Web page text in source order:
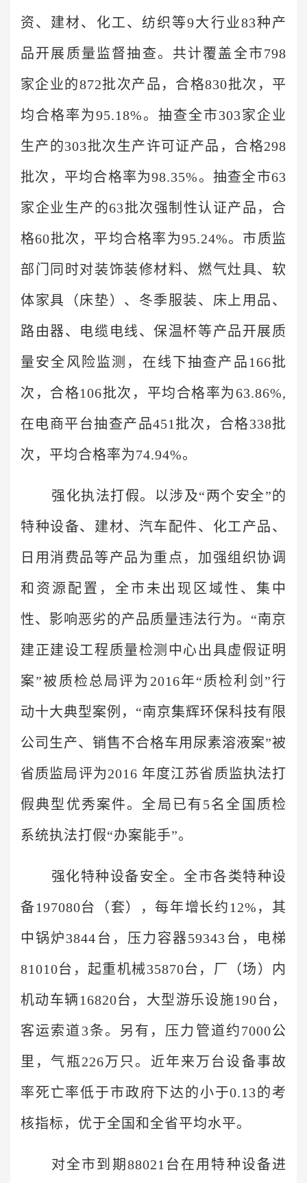
资、建材、化工、纺织等9大行业83种产
品开展质量监督抽查。共计覆盖全市798
家企业的872批次产品，合格830批次，平
均合格率为95.18%。抽查全市303家企业
生产的303批次生产许可证产品，合格298
批次，平均合格率为98.35%。抽查全市63
家企业生产的63批次强制性认证产品，合
格60批次，平均合格率为95.24%。市质监
部门同时对装饰装修材料、燃气灶具、软
体家具（床垫）、冬季服装、床上用品、
路由器、电缆电线、保温杯等产品开展质
量安全风险监测，在线下抽查产品166批
次，合格106批次，平均合格率为63.86%,
在电商平台抽查产品451批次，合格338批
次，平均合格率为74.94%。
强化执法打假。以涉及“两个安全”的
特种设备、建材、汽车配件、化工产品、
日用消费品等产品为重点，加强组织协调
和资源配置，全市未出现区域性、集中
性、影响恶劣的产品质量违法行为。“南京
建正建设工程质量检测中心出具虚假证明
案”被质检总局评为2016年“质检利剑”行
动十大典型案例，“南京集辉环保科技有限
公司生产、销售不合格车用尿素溶液案”被
省质监局评为2016 年度江苏省质监执法打
假典型优秀案件。全局已有5名全国质检
系统执法打假“办案能手”。
强化特种设备安全。全市各类特种设
备197080台（套），每年增长约12%，其
中锅炉3844台，压力容器59343台，电梯
81010台，起重机械35870台，厂（场）内
机动车辆16820台，大型游乐设施190台，
客运索道3条。另有，压力管道约7000公
里，气瓶226万只。近年来万台设备事故
率死亡率低于市政府下达的小于0.13的考
核指标，优于全国和全省平均水平。
对全市到期88021台在用特种设备进